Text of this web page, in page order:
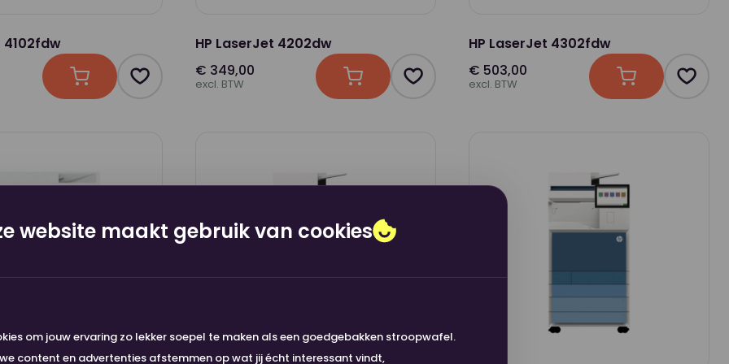
website maakt gebruik van cookies
om jouw ervaring zo lekker soepel te maken als een goedgebakken stroopwafel.
content en advertenties afstemmen op wat jij écht interessant vindt,
4102fdw
In winkelwagenProduct toevoegen als favoriet
HP LaserJet 4202dw
€ 349,00
excl. BTW In winkelwagenProduct toevoegen als favoriet
HP LaserJet 4302fdw
€ 503,00
excl. BTW In winkelwagen